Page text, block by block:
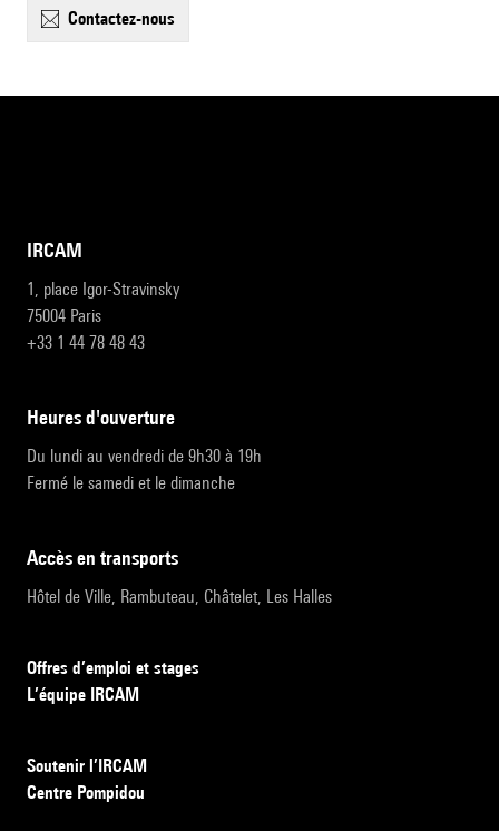
contactez-nous
IRCAM
1, place Igor-Stravinsky
75004 Paris
+33 1 44 78 48 43
heures d'ouverture
Du lundi au vendredi de 9h30 à 19h
Fermé le samedi et le dimanche
accès en transports
Hôtel de Ville, Rambuteau, Châtelet, Les Halles
Offres d’emploi et stages
L’équipe IRCAM
Soutenir l’IRCAM
Centre Pompidou